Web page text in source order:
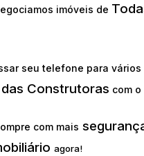
imóveis de
seu telefone para vários
Construtoras com o
com mais
agora!